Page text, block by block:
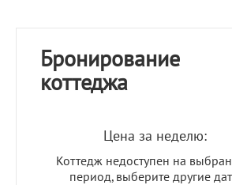
Бронирование
коттеджа
Цена за неделю:
Коттедж недоступен на
период, выберите другие